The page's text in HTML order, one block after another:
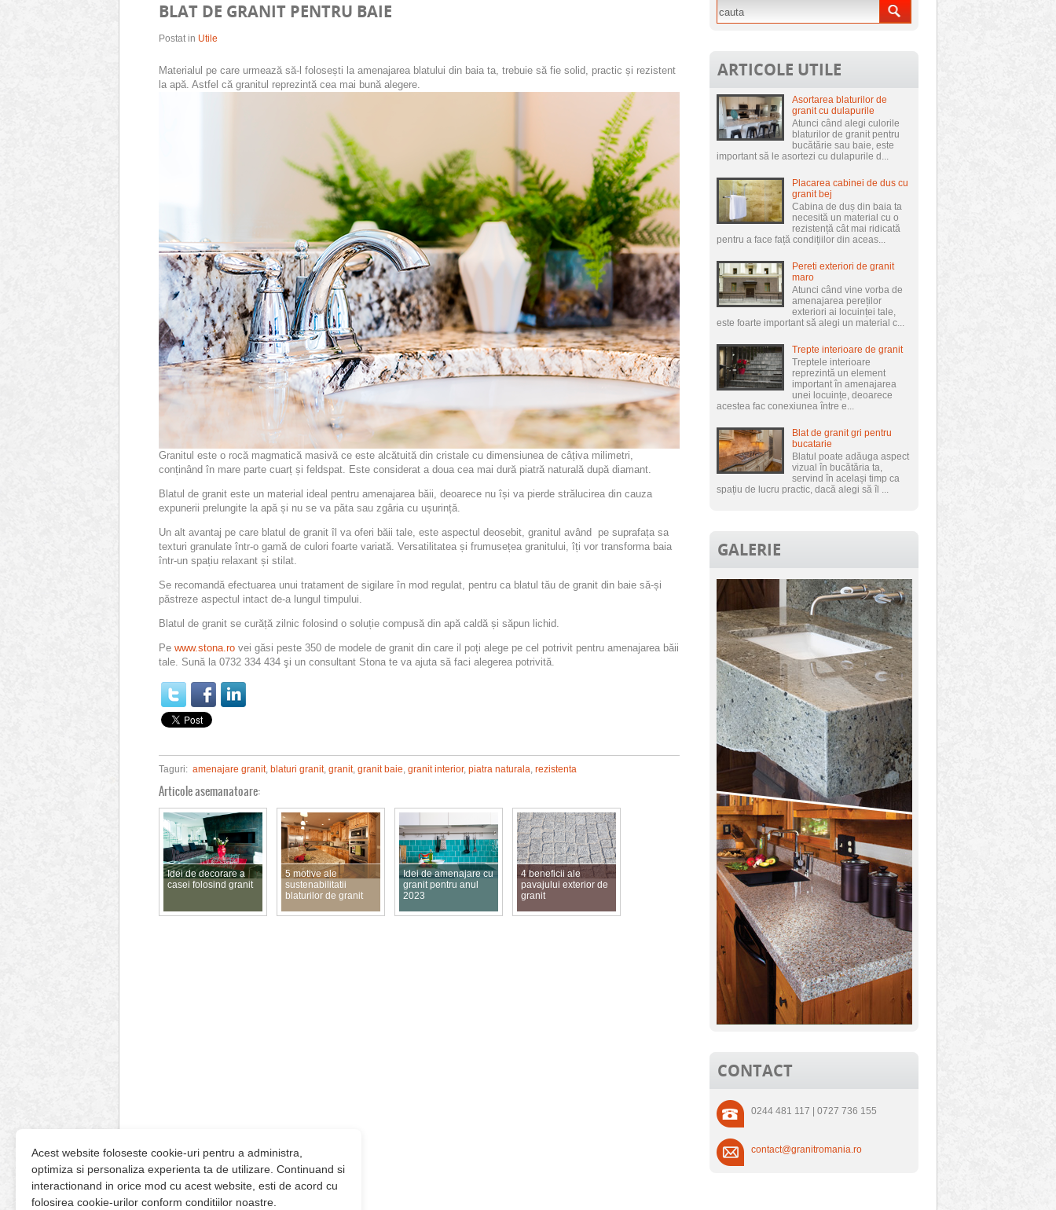
Acest website foloseste cookie-uri pentru a administra,
optimiza si personaliza experienta ta de utilizare. Continuand si
interactionand in orice mod cu acest website, esti de acord cu
folosirea cookie-urilor conform conditiilor noastre.
ARTICOLE UTILE
Asortarea blaturilor de
granit cu dulapurile
Atunci când alegi culorile
blaturilor de granit pentru
bucătărie sau baie, este
important să le asortezi cu dulapurile d...
Placarea cabinei de dus cu
granit bej
Cabina de duș din baia ta
necesită un material cu o
rezistență cât mai ridicată
pentru a face față condițiilor din aceas...
Pereti exteriori de granit
maro
Atunci când vine vorba de
amenajarea pereților
exteriori ai locuinței tale,
este foarte important să alegi un material c...
Trepte interioare de granit
Treptele interioare
reprezintă un element
important în amenajarea
unei locuințe, deoarece
acestea fac conexiunea între e...
Blat de granit gri pentru
bucatarie
Blatul poate adăuga aspect
vizual în bucătăria ta,
servind în același timp ca
spațiu de lucru practic, dacă alegi să îl ...
GALERIE
CONTACT
0244 481 117 | 0727 736 155
contact@granitromania.ro
BLAT DE GRANIT PENTRU BAIE
Postat in Utile
Materialul pe care urmează să-l folosești la amenajarea blatului din baia ta, trebuie să fie solid, practic și rezistent
la apă. Astfel că granitul reprezintă cea mai bună alegere.
Granitul este o rocă magmatică masivă ce este alcătuită din cristale cu dimensiunea de câțiva milimetri,
conținând în mare parte cuarț și feldspat. Este considerat a doua cea mai dură piatră naturală după diamant.
Blatul de granit este un material ideal pentru amenajarea băii, deoarece nu își va pierde strălucirea din cauza
expunerii prelungite la apă și nu se va păta sau zgâria cu ușurință.
Un alt avantaj pe care blatul de granit îl va oferi băii tale, este aspectul deosebit, granitul având pe suprafața sa
texturi granulate într-o gamă de culori foarte variată. Versatilitatea și frumusețea granitului, îți vor transforma baia
într-un spațiu relaxant și stilat.
Se recomandă efectuarea unui tratament de sigilare în mod regulat, pentru ca blatul tău de granit din baie să-și
păstreze aspectul intact de-a lungul timpului.
Blatul de granit se curăță zilnic folosind o soluție compusă din apă caldă și săpun lichid.
Pe www.stona.ro vei găsi peste 350 de modele de granit din care il poți alege pe cel potrivit pentru amenajarea băii
tale. Sună la 0732 334 434 şi un consultant Stona te va ajuta să faci alegerea potrivită.
Taguri: amenajare granit, blaturi granit, granit, granit baie, granit interior, piatra naturala, rezistenta
Articole asemanatoare:
Idei de decorare a
casei folosind granit
5 motive ale
sustenabilitatii
blaturilor de granit
Idei de amenajare cu
granit pentru anul
2023
4 beneficii ale
pavajului exterior de
granit